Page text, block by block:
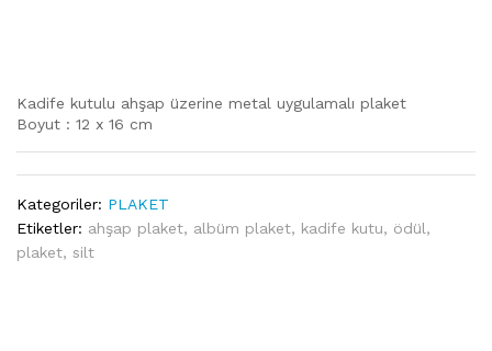
Kadife kutulu ahşap üzerine metal uygulamalı plaket
Boyut : 12 x 16 cm
Kategoriler: PLAKET
Etiketler: ahşap plaket, albüm plaket, kadife kutu, ödül,
plaket, silt